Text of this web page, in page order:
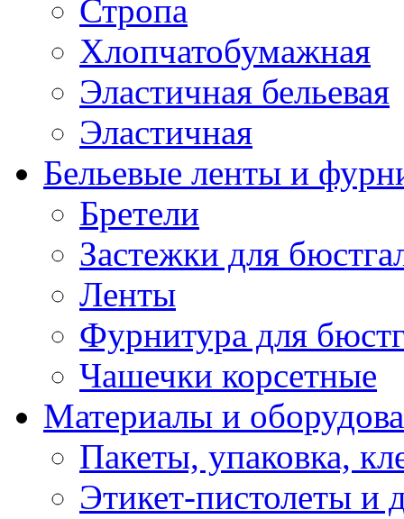
Стропа
Хлопчатобумажная
Эластичная бельевая
Эластичная
Бельевые ленты и
Бретели
Застежки для
Ленты
Фурнитура для
Чашечки корсетные
Материалы и
Пакеты, упаковка,
Этикет-пистолеты и